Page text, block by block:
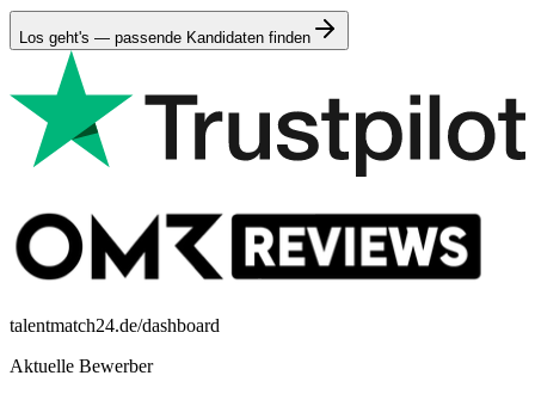
Los geht's — passende Kandidaten finden
talentmatch24.de/dashboard
Aktuelle Bewerber